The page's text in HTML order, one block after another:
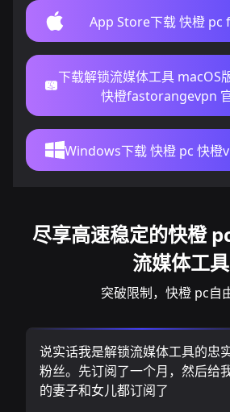
App Store下载 快橙 pc
下载解锁流媒体工具 macOS
快橙fastorangevpn
Windows下载 快橙 pc 快橙
尽享高速稳定的快橙
流媒体工具
突破限制，快橙 pc自
说实话我是解锁流媒体工具的忠
粉丝。先订阅了一个月，然后给
的妻子和女儿都订阅了